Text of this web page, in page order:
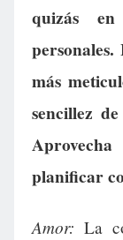
quizás
más
sencillez
planificar
Amor: La